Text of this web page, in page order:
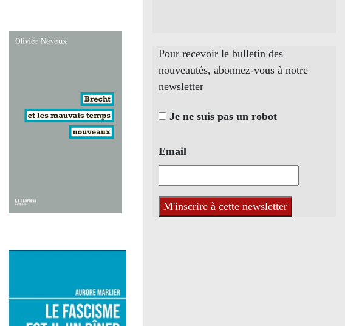
Pour recevoir le bulletin des
nouveautés, abonnez-vous à notre
newsletter
Je ne suis pas un robot
Email